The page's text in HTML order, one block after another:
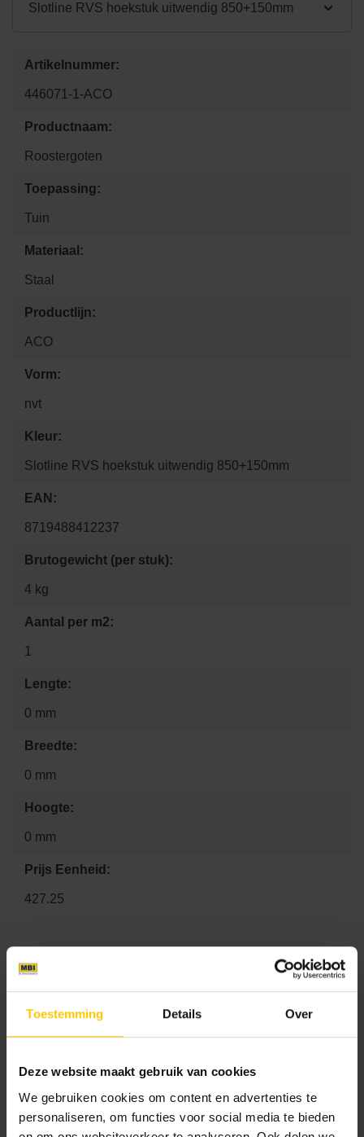
Toestemming Details Over
Deze website maakt gebruik van cookies
We gebruiken cookies om content en advertenties te
personaliseren, om functies voor social media te bieden
Slotline RVS hoekstuk uitwendig 850+150mm
Artikelnummer:
446071-1-ACO
Productnaam:
Roostergoten
Toepassing:
Tuin
Materiaal:
Staal
Productlijn:
ACO
Vorm:
nvt
Kleur:
Slotline RVS hoekstuk uitwendig 850+150mm
EAN:
8719488412237
Brutogewicht (per stuk):
4 kg
Aantal per m2:
1
Lengte:
0 mm
Breedte:
0 mm
Hoogte:
0 mm
Prijs Eenheid:
427.25
Kleur
Standaard kleuren